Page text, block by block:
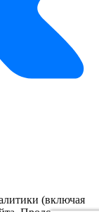
(включая